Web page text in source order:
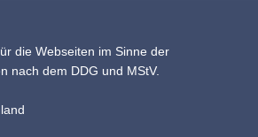
die Webseiten im Sinne der
nach dem DDG und MStV.